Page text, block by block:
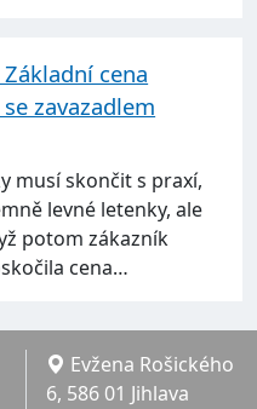
cena
zavazadlem
musí skončit s praxí,
levné letenky, ale
potom zákazník
cena…
Evžena Rošického
6, 586 01 Jihlava